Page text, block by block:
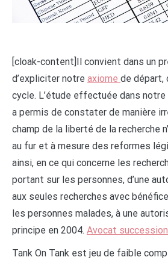
[cloak-content]Il convient dans un
d’expliciter notre axiome de départ,
cycle. L’étude effectuée dans
a permis de constater de manière
champ de la liberté de la recherche
au fur et à mesure des reformes
ainsi, en ce qui concerne les
portant sur les personnes, d’une
aux seules recherches avec
les personnes malades, à une
principe en 2004. Avocat succession
Tank On Tank est jeu de faible